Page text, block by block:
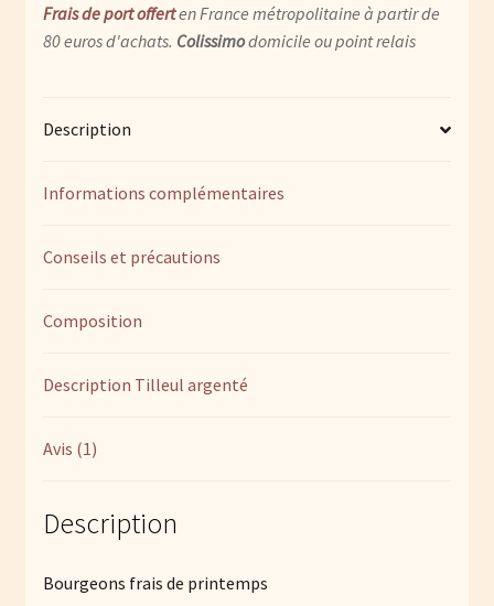
argenté
BIO
glycériné
bourgeons
Frais de port offerten France métropolitaine à partir de
80 euros d'achats. Colissimodomicile ou point relais
Description
Informations complémentaires
Conseils et précautions
Composition
Description Tilleul argenté
Avis (1)
Description
Bourgeons frais de printemps